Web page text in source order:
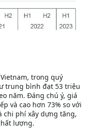
trong quý
trung bình đạt 53 triệu
năm. Đáng chú ý, giá
và cao hơn 73% so với
chi phí xây dựng tăng,
lượng.